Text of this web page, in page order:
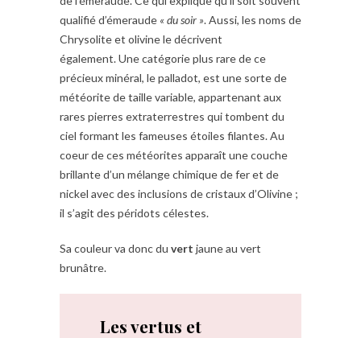
qualifié d’émeraude « du soir ». Aussi, les noms de
Chrysolite et olivine le décrivent
également. Une catégorie plus rare de ce
précieux minéral, le palladot, est une sorte de
météorite de taille variable, appartenant aux
rares pierres extraterrestres qui tombent du
ciel formant les fameuses étoiles filantes. Au
coeur de ces météorites apparaît une couche
brillante d’un mélange chimique de fer et de
nickel avec des inclusions de cristaux d’Olivine ;
il s’agit des péridots célestes.
Sa couleur va donc du vert jaune au vert
brunâtre.
Les vertus et